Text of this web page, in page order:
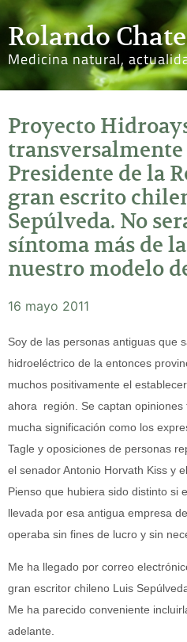
Rolando
Medicina natural,
Proyecto
transversalmente
Presidente de la
gran escrito
Sepúlveda. No
síntoma más de
nuestro modelo
16 mayo 2011
Soy de las personas antiguas que
hidroeléctrico de la entonces
muchos positivamente el
ahora región. Se captan opiniones
mucha significación como los
Tagle y oposiciones de personas
el senador Antonio Horvath Kiss y
Pienso que hubiera sido distinto si
llevada por esa antigua empresa
operaba sin fines de lucro y sin
Me ha llegado por correo
gran escritor chileno Luis
Me ha parecido conveniente
adelante.